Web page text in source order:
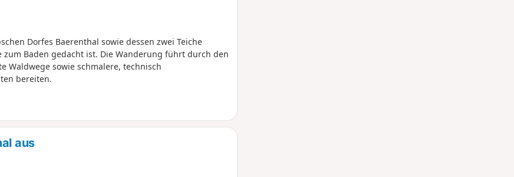
Dorfes Baerenthal sowie dessen zwei Teiche
Baden gedacht ist. Die Wanderung führt durch den
Waldwege sowie schmalere, technisch
bereiten.
aus